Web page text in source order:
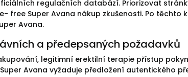
regulačních databází. Priorizovat
free Super Avana nákup zkušenosti. Po
Avana.
a předepsaných požadavků
legitimní erektilní terapie přístup
Avana vyžaduje předložení autentického